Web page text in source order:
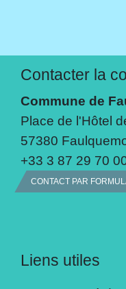
Contacter la
Commune de
Place de l'Hôtel
57380
+33 3 87 29 70
CONTACT PAR
Liens utiles